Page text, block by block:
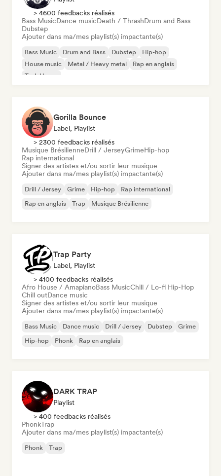
> 4600 feedbacks réalisés
Bass MusicDance musicDeath / ThrashDrum and Bass
Dubstep
Ajouter dans ma/mes playlist(s) impactante(s)
Bass Music Drum and Bass Dubstep
Hip-hop
House music
Metal / Heavy metal
Rap en anglais
Tech House
Gorilla Bounce
Label, Playlist
> 2300 feedbacks réalisés
Musique BrésilienneDrill / JerseyGrimeHip-hop
Rap international
Signer des artistes et/ou sortir leur musique
Ajouter dans ma/mes playlist(s) impactante(s)
Drill / Jersey Grime Hip-hop
Rap international
Rap en anglais
Trap Musique Brésilienne
Trap Party
Label, Playlist
> 4100 feedbacks réalisés
Afro House / AmapianoBass MusicChill / Lo-fi Hip-Hop
Chill outDance music
Signer des artistes et/ou sortir leur musique
Ajouter dans ma/mes playlist(s) impactante(s)
Bass Music Dance music Drill / Jersey Dubstep
Grime
Hip-hop
Phonk Rap en anglais
DARK TRAP
Playlist
> 400 feedbacks réalisés
PhonkTrap
Ajouter dans ma/mes playlist(s) impactante(s)
Phonk Trap